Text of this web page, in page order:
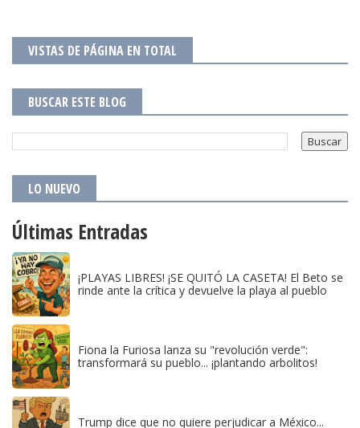
VISTAS DE PÁGINA EN TOTAL
BUSCAR ESTE BLOG
LO NUEVO
Últimas Entradas
¡PLAYAS LIBRES! ¡SE QUITÓ LA CASETA! El Beto se
rinde ante la crítica y devuelve la playa al pueblo
Fiona la Furiosa lanza su "revolución verde":
transformará su pueblo... ¡plantando arbolitos!
Trump dice que no quiere perjudicar a México...